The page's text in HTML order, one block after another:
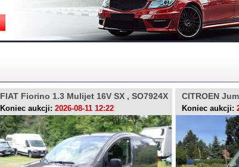
FIAT Fiorino 1.3 Mulijet 16V SX , SO7924X
Koniec aukcji: 2026-08-11 12:22
CITROEN
LU446RR
Koniec aukcji: